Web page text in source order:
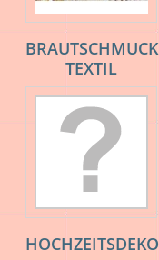
BRAUTSCHMUCK
TEXTIL
HOCHZEITSDEKO